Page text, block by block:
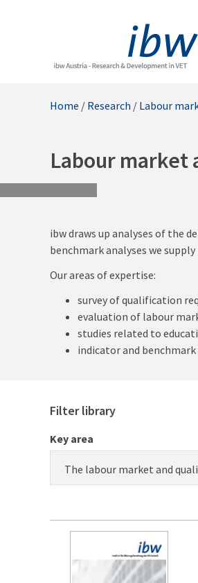
Home / Research / Labour
Labour
ibw draws up analyses of the
benchmark analyses we
Our areas of expertise:
survey of qualification
evaluation of labour
studies related to
indicator and benchmark
Filter library
Key area